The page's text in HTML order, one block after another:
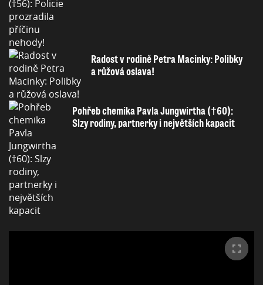
Radost v rodině Petra Macinky: Polibky
a růžová oslava!
Pohřeb chemika Pavla Jungwirtha (†60):
Slzy rodiny, partnerky i největších kapacit